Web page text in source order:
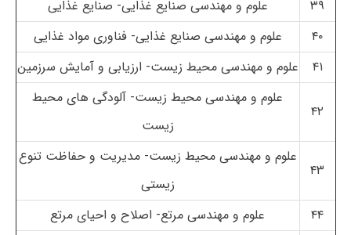
۳۹
علوم و مهندسی صنایع غذایی- صنایع غذایی
۴۰
علوم و مهندسی صنایع غذایی- فناوری مواد غذایی
۴۱
علوم و مهندسی محیط زیست- ارزیابی و آمایش سرزمین
۴۲
علوم و مهندسی محیط زیست- آلودگی های محیط
زیست
۴۳
علوم و مهندسی محیط زیست- مدیریت و حفاظت تنوع
زیستی
۴۴
علوم و مهندسی مرتع- اصلاح و احیای مرتع